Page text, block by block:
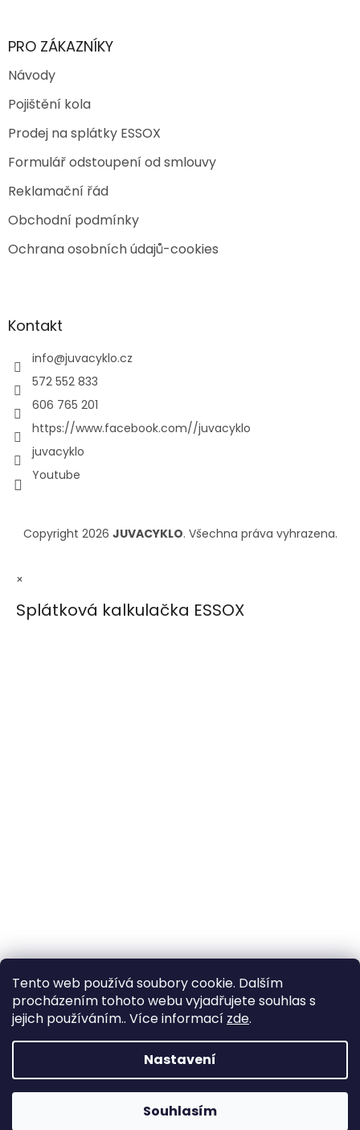
Tento web používá soubory cookie. Dalším
procházením tohoto webu vyjadřujete souhlas s
jejich používáním.. Více informací zde.
Nastavení
Souhlasím
PRO ZÁKAZNÍKY
Návody
Pojištění kola
Prodej na splátky ESSOX
Formulář odstoupení od smlouvy
Reklamační řád
Obchodní podmínky
Ochrana osobních údajů-cookies
Kontakt
info@juvacyklo.cz
572 552 833
606 765 201
https://www.facebook.com//juvacyklo
juvacyklo
Youtube
Copyright 2026 JUVACYKLO. Všechna práva vyhrazena.
×
Splátková kalkulačka ESSOX